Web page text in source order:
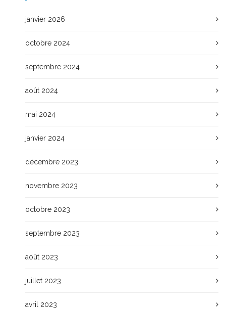
janvier 2026
octobre 2024
septembre 2024
août 2024
mai 2024
janvier 2024
décembre 2023
novembre 2023
octobre 2023
septembre 2023
août 2023
juillet 2023
avril 2023